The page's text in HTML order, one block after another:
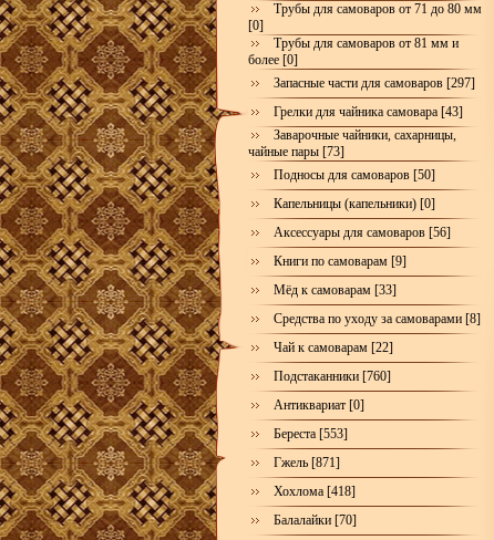
Трубы для самоваров от 71 до 80 мм
[0]
Трубы для самоваров от 81 мм и
более [0]
Запасные части для самоваров [297]
Грелки для чайника самовара [43]
Заварочные чайники, сахарницы,
чайные пары [73]
Подносы для самоваров [50]
Капельницы (капельники) [0]
Аксессуары для самоваров [56]
Книги по самоварам [9]
Мёд к самоварам [33]
Средства по уходу за самоварами [8]
Чай к самоварам [22]
Подстаканники [760]
Антиквариат [0]
Береста [553]
Гжель [871]
Хохлома [418]
Балалайки [70]